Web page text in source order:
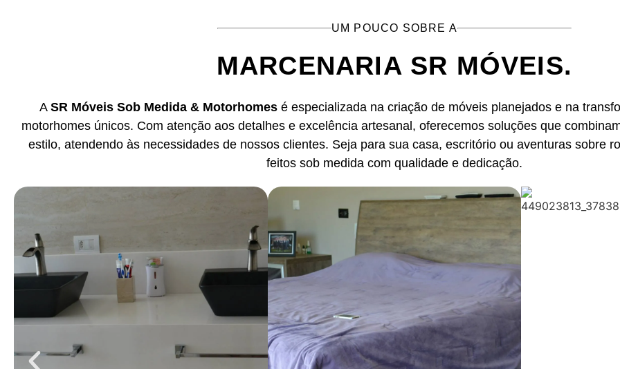
UM POUCO SOBRE A
MARCENARIA SR MÓVEIS.
A SR Móveis Sob Medida & Motorhomes é especializada na criação de móveis planejados e na
motorhomes únicos. Com atenção aos detalhes e excelência artesanal, oferecemos soluções que
estilo, atendendo às necessidades de nossos clientes. Seja para sua casa, escritório ou aventuras sobre
feitos sob medida com qualidade e dedicação.